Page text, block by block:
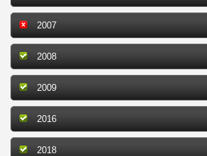
2007
2008
2009
2016
2018